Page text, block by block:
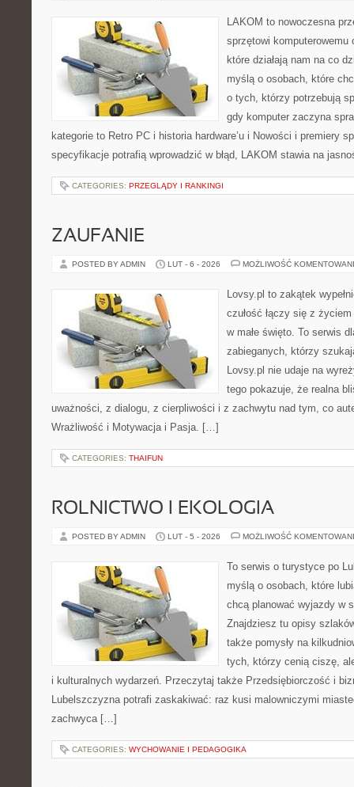
LAKOM to nowoczesna
sprzętowi komputerowemu
które działają nam na co
myślą o osobach, które
o tych, którzy potrzebują
gdy komputer zaczyna
kategorie to Retro PC i historia hardware’u i Nowości i premiery
specyfikacje potrafią wprowadzić w błąd, LAKOM stawia na
CATEGORIES: PRZEGLĄDY I RANKINGI
ZAUFANIE
POSTED BY ADMIN LUT - 6 - 2026 MOŻLIWOŚĆ
Lovsy.pl to zakątek
czułość łączy się z
w małe święto. To serwis
zabieganych, którzy
Lovsy.pl nie udaje na
tego pokazuje, że realna
uważności, z dialogu, z cierpliwości i z zachwytu nad tym, co
Wrażliwość i Motywacja i Pasja. […]
CATEGORIES: THAIFUN
ROLNICTWO I EKOLOGIA
POSTED BY ADMIN LUT - 5 - 2026 MOŻLIWOŚĆ
To serwis o turystyce po
myślą o osobach, które
chcą planować wyjazdy w
Znajdziesz tu opisy
także pomysły na
tych, którzy cenią ciszę,
i kulturalnych wydarzeń. Przeczytaj także Przedsiębiorczość i
Lubelszczyzna potrafi zaskakiwać: raz kusi malowniczymi
zachwyca […]
CATEGORIES: WYCHOWANIE I PEDAGOGIKA